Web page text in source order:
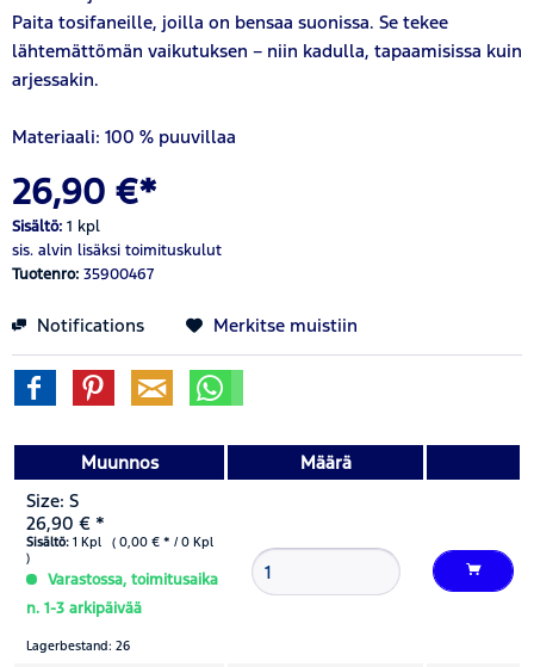
Paita tosifaneille, joilla on bensaa suonissa. Se tekee
lähtemättömän vaikutuksen – niin kadulla, tapaamisissa kuin
arjessakin.
Materiaali: 100 % puuvillaa
26,90 €*
Sisältö: 1 kpl
sis. alvin lisäksi toimituskulut
Tuotenro: 35900467
Notifications Merkitse muistiin
Muunnos
Määrä
Size: S
26,90 € *
Sisältö: 1 Kpl ( 0,00 € * / 0 Kpl
)
Varastossa, toimitusaika
n. 1-3 arkipäivää
Lagerbestand: 26